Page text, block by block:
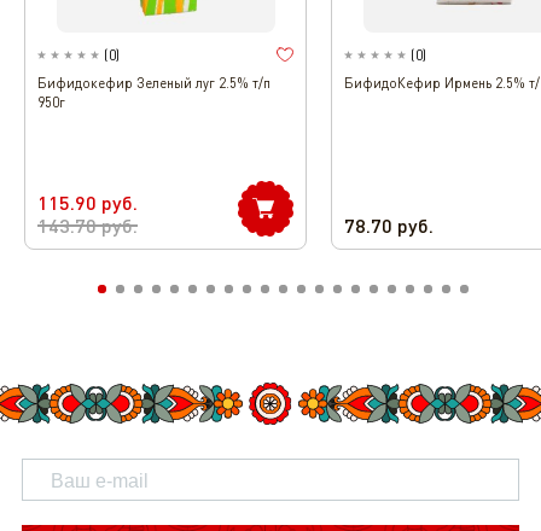
(0)
Бифидокефир Зеленый луг 2.5% т/п
950г
115.90 руб.
143.70руб.
(0)
БифидоКефир Ирмень 2.5% т/
78.70 руб.